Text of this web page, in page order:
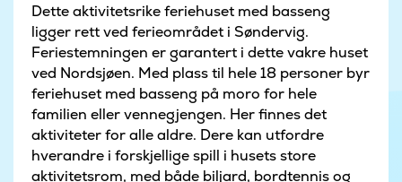
Dette aktivitetsrike feriehuset med basseng
ligger rett ved ferieområdet i Søndervig.
Feriestemningen er garantert i dette vakre huset
ved Nordsjøen. Med plass til hele 18 personer byr
feriehuset med basseng på moro for hele
familien eller vennegjengen. Her finnes det
aktiviteter for alle aldre. Dere kan utfordre
hverandre i forskjellige spill i husets store
aktivitetsrom, med både biljard, bordtennis og